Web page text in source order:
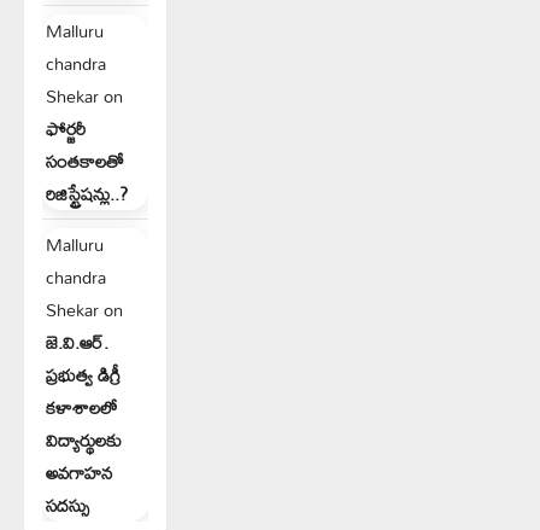
Malluru
chandra
Shekaron
ఫోర్జరీ
సంతకాలతో
రిజిస్ట్రేషన్లు..?
Malluru
chandra
Shekaron
జె.వి.ఆర్.
ప్రభుత్వ డిగ్రీ
కళాశాలలో
విద్యార్థులకు
అవగాహన
సదస్సు